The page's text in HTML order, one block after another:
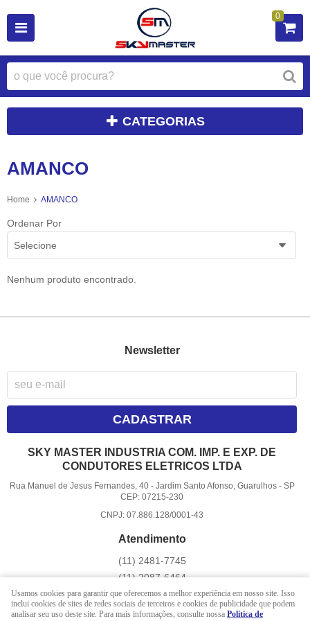
0
CATEGORIAS
AMANCO
Home AMANCO
Ordenar Por
Selecione
Nenhum produto encontrado.
Newsletter
CADASTRAR
SKY MASTER INDUSTRIA COM. IMP. E EXP. DE
CONDUTORES ELETRICOS LTDA
Rua Manuel de Jesus Fernandes, 40- Jardim Santo Afonso, Guarulhos- SP
CEP: 07215-230
CNPJ: 07.886.128/0001-43
Atendimento
(11) 2481-7745
(11)2087-6464
(11)97401-9814(WhatsApp)
Seg - Sex 08 hrs às 17 hrs
Usamos cookies para garantir que oferecemos a melhor experiência em nosso site. Isso
inclui cookies de sites de redes sociais de terceiros e cookies de publicidade que podem
analisar seu uso deste site. Para mais informações, consulte nossa Política de